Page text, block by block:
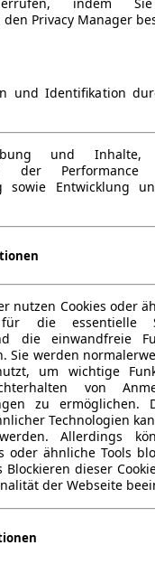
indem
Privacy Manager
und Identifikation
und Inhalte,
der
sowie Entwicklung
nutzen Cookies oder
die essentielle
die einwandfreie
Sie werden
um wichtige
von
zu ermöglichen.
Technologien
Allerdings
oder ähnliche Tools
Blockieren dieser
der Webseite